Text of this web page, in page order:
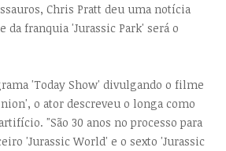
Chris Pratt deu uma notícia
franquia 'Jurassic Park' será o
'Today Show' divulgando o filme
o ator descreveu o longa como
"São 30 anos no processo para
'Jurassic World' e o sexto 'Jurassic